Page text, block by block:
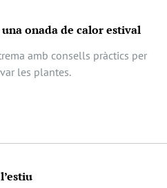
onada de calor estival
amb consells pràctics per
les plantes.